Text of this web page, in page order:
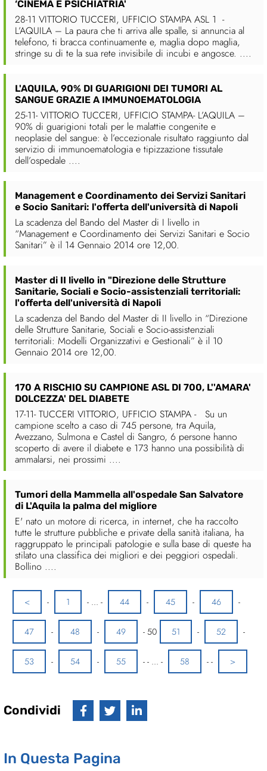
‘CINEMA E PSICHIATRIA'
28-11 VITTORIO TUCCERI, UFFICIO STAMPA ASL 1 -
L’AQUILA – La paura che ti arriva alle spalle, si annuncia al
telefono, ti bracca continuamente e, maglia dopo maglia,
stringe su di te la sua rete invisibile di incubi e angosce. ....
L'AQUILA, 90% DI GUARIGIONI DEI TUMORI AL
SANGUE GRAZIE A IMMUNOEMATOLOGIA
25-11- VITTORIO TUCCERI, UFFICIO STAMPA- L’AQUILA –
90% di guarigioni totali per le malattie congenite e
neoplasie del sangue: è l’eccezionale risultato raggiunto dal
servizio di immunoematologia e tipizzazione tissutale
dell’ospedale ....
Management e Coordinamento dei Servizi Sanitari
e Socio Sanitari: l'offerta dell'università di Napoli
La scadenza del Bando del Master di I livello in
“Management e Coordinamento dei Servizi Sanitari e Socio
Sanitari” è il 14 Gennaio 2014 ore 12,00.
Master di II livello in "Direzione delle Strutture
Sanitarie, Sociali e Socio-assistenziali territoriali:
l'offerta dell'università di Napoli
La scadenza del Bando del Master di II livello in “Direzione
delle Strutture Sanitarie, Sociali e Socio-assistenziali
territoriali: Modelli Organizzativi e Gestionali” è il 10
Gennaio 2014 ore 12,00.
170 A RISCHIO SU CAMPIONE ASL DI 700, L''AMARA'
DOLCEZZA' DEL DIABETE
17-11- TUCCERI VITTORIO, UFFICIO STAMPA - Su un
campione scelto a caso di 745 persone, tra Aquila,
Avezzano, Sulmona e Castel di Sangro, 6 persone hanno
scoperto di avere il diabete e 173 hanno una possibilità di
ammalarsi, nei prossimi ....
Tumori della Mammella all'ospedale San Salvatore
di L'Aquila la palma del migliore
E' nato un motore di ricerca, in internet, che ha raccolto
tutte le strutture pubbliche e private della sanità italiana, ha
raggruppato le principali patologie e sulla base di queste ha
stilato una classifica dei migliori e dei peggiori ospedali.
Bollino ....
< - 1 - ... - 44 - 45 - 46 -
47 - 48 - 49 - 50 51 - 52 -
53 - 54 - 55 - - ... - 58 - - >
Condividi
In Questa Pagina